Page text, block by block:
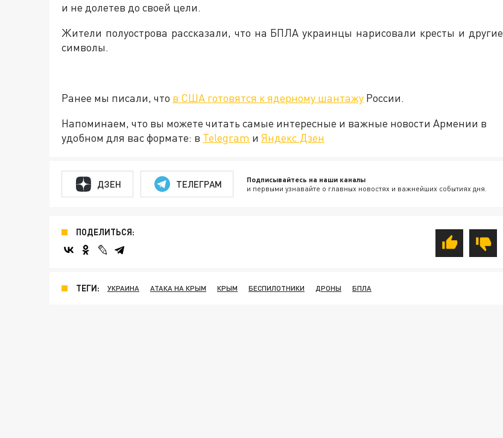
и не долетев до своей цели.
Жители полуострова рассказали, что на БПЛА украинцы нарисовали кресты и другие
символы.
Ранее мы писали, что в США готовятся к ядерному шантажу России.
Напоминаем, что вы можете читать самые интересные и важные новости Армении в
удобном для вас формате: в Telegram и Яндекс.Дзен
ДЗЕН ТЕЛЕГРАМ Подписывайтесь на наши каналы
и первыми узнавайте о главных новостях и важнейших событиях дня.
ПОДЕЛИТЬСЯ:
ТЕГИ: УКРАИНА АТАКА НА КРЫМ КРЫМ БЕСПИЛОТНИКИ ДРОНЫ БПЛА